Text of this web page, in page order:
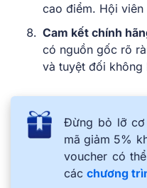
cao điểm. Hội viên
Cam kết chính
có nguồn gốc rõ
và tuyệt đối không
Đừng bỏ lỡ cơ
mã giảm 5%
voucher có
các chương